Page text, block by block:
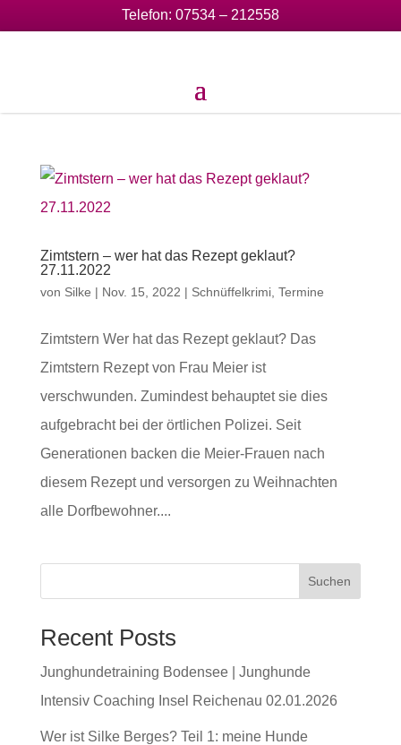
Telefon: 07534 – 212558
Zimtstern – wer hat das Rezept geklaut?
27.11.2022
von Silke | Nov. 15, 2022 | Schnüffelkrimi, Termine
Zimtstern Wer hat das Rezept geklaut? Das
Zimtstern Rezept von Frau Meier ist
verschwunden. Zumindest behauptet sie dies
aufgebracht bei der örtlichen Polizei. Seit
Generationen backen die Meier-Frauen nach
diesem Rezept und versorgen zu Weihnachten
alle Dorfbewohner....
Suchen
Recent Posts
Junghundetraining Bodensee | Junghunde
Intensiv Coaching Insel Reichenau 02.01.2026
Wer ist Silke Berges? Teil 1: meine Hunde